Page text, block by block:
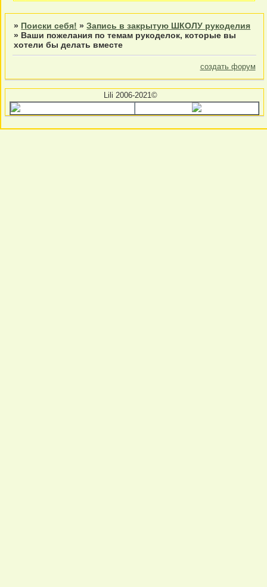
» Поиски себя! »Запись в закрытую ШКОЛУ рукоделия
» Ваши пожелания по темам рукоделок, которые вы
хотели бы делать вместе
создать форум
Lili 2006-2021©